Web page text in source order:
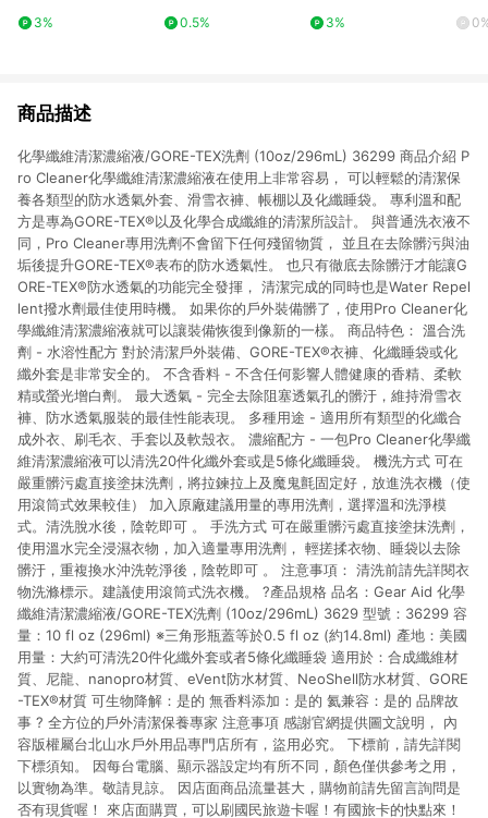
3%
0.5%
3%
商品描述
化學纖維清潔濃縮液/GORE-TEX洗劑 (10oz/296mL) 36299 商品介紹 P
ro Cleaner化學纖維清潔濃縮液在使用上非常容易， 可以輕鬆的清潔保
養各類型的防水透氣外套、滑雪衣褲、帳棚以及化纖睡袋。 專利溫和配
方是專為GORE-TEX®以及化學合成纖維的清潔所設計。 與普通洗衣液不
同，Pro Cleaner專用洗劑不會留下任何殘留物質， 並且在去除髒污與油
垢後提升GORE-TEX®表布的防水透氣性。 也只有徹底去除髒汙才能讓G
ORE-TEX®防水透氣的功能完全發揮， 清潔完成的同時也是Water Repel
lent撥水劑最佳使用時機。 如果你的戶外裝備髒了，使用Pro Cleaner化
學纖維清潔濃縮液就可以讓裝備恢復到像新的一樣。 商品特色： 溫合洗
劑 - 水溶性配方 對於清潔戶外裝備、GORE-TEX®衣褲、化纖睡袋或化
纖外套是非常安全的。 不含香料 - 不含任何影響人體健康的香精、柔軟
精或螢光增白劑。 最大透氣 - 完全去除阻塞透氣孔的髒汙，維持滑雪衣
褲、防水透氣服裝的最佳性能表現。 多種用途 - 適用所有類型的化纖合
成外衣、刷毛衣、手套以及軟殼衣。 濃縮配方 - 一包Pro Cleaner化學纖
維清潔濃縮液可以清洗20件化纖外套或是5條化纖睡袋。 機洗方式 可在
嚴重髒污處直接塗抹洗劑，將拉鍊拉上及魔鬼氈固定好，放進洗衣機（使
用滾筒式效果較佳） 加入原廠建議用量的專用洗劑，選擇溫和洗淨模
式。清洗脫水後，陰乾即可 。 手洗方式 可在嚴重髒污處直接塗抹洗劑，
使用溫水完全浸濕衣物，加入適量專用洗劑， 輕搓揉衣物、睡袋以去除
髒汙，重複換水沖洗乾淨後，陰乾即可 。 注意事項： 清洗前請先詳閱衣
物洗滌標示。建議使用滾筒式洗衣機。 ?產品規格 品名：Gear Aid 化學
纖維清潔濃縮液/GORE-TEX洗劑 (10oz/296mL) 3629 型號：36299 容
量：10 fl oz (296ml) ※三角形瓶蓋等於0.5 fl oz (約14.8ml) 產地：美國
用量：大約可清洗20件化纖外套或者5條化纖睡袋 適用於：合成纖維材
質、尼龍、nanopro材質、eVent防水材質、NeoShell防水材質、GORE
-TEX®材質 可生物降解：是的 無香料添加：是的 氦兼容：是的 品牌故
事 ? 全方位的戶外清潔保養專家 注意事項 感謝官網提供圖文說明， 內
容版權屬台北山水戶外用品專門店所有，盜用必究。 下標前，請先詳閱
下標須知。 因每台電腦、顯示器設定均有所不同，顏色僅供參考之用，
以實物為準。敬請見諒。 因店面商品流量甚大，購物前請先留言詢問是
否有現貨喔！ 來店面購買，可以刷國民旅遊卡喔！有國旅卡的快點來！